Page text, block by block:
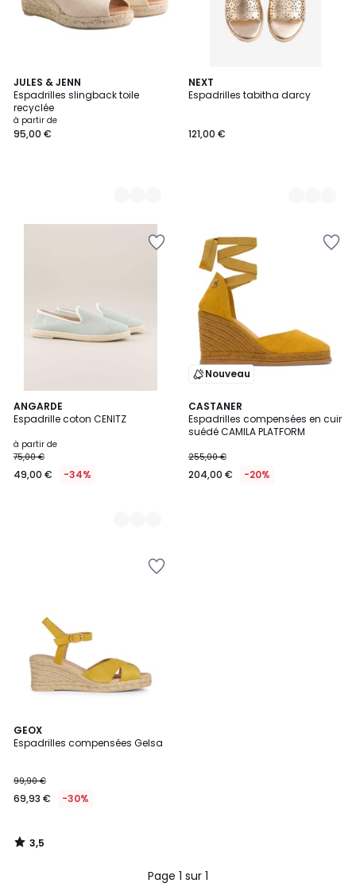
JULES & JENN
Espadrilles slingback toile
recyclée
à partir de
95,00 €
3
Couleurs
NEXT
Espadrilles tabitha darcy
121,00 €
2
Couleurs
ANGARDE
Espadrille coton CENITZ
à partir de
75,00 €
49,00 € -34%
4
Couleurs
Nouveau
CASTANER
Espadrilles compensées en cuir
suédé CAMILA PLATFORM
255,00 €
204,00 € -20%
GEOX
Espadrilles compensées Gelsa
99,90 €
69,93 € -30%
3,5
/ 5
3,5
/
Page 1 sur 1